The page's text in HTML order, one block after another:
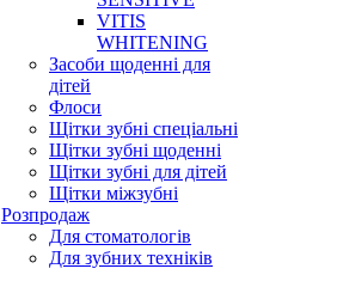
VITIS
WHITENING
Засоби щоденні для
дітей
Флоси
Щітки зубні спеціальні
Щітки зубні щоденні
Щітки зубні для дітей
Щітки міжзубні
Розпродаж
Для стоматологів
Для зубних техніків